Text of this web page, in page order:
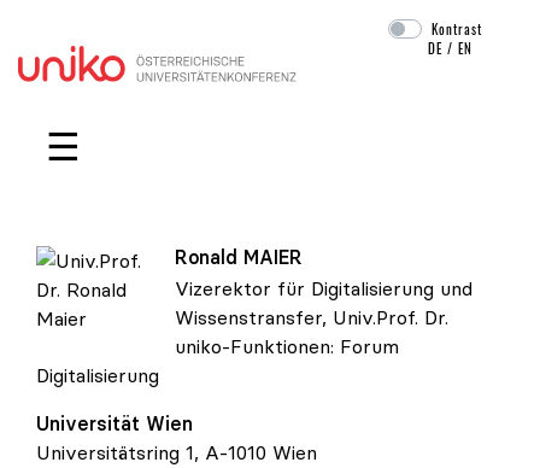
Navigation überspringen
Kontrast
DE /EN
☰
Univ.Prof. Dr. Ronald Maier
Ronald MAIER
Vizerektor für Digitalisierung und
Wissenstransfer, Univ.Prof. Dr.
uniko-Funktionen: Forum
Digitalisierung
Universität Wien
Universitätsring 1, A-1010 Wien